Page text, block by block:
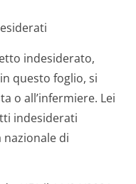
indesiderato,
questo foglio, si
o all’infermiere. Lei
indesiderati
di